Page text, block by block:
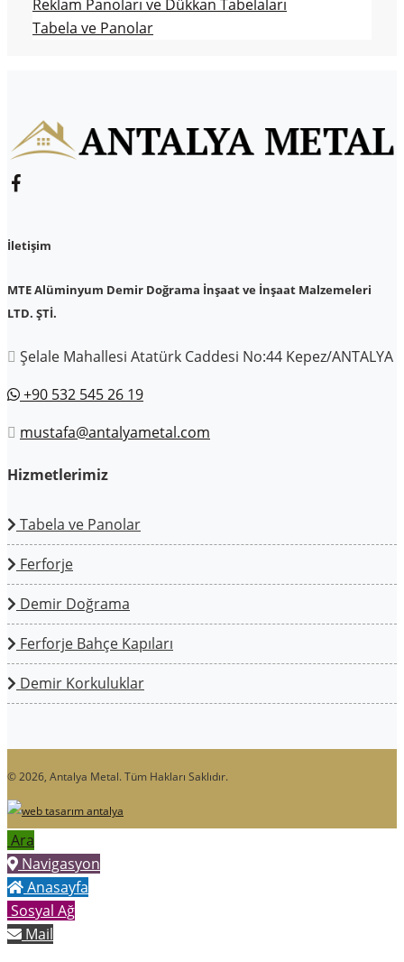
Reklam Panoları ve Dükkan Tabelaları
Tabela ve Panolar
İletişim
MTE Alüminyum Demir Doğrama İnşaat ve İnşaat Malzemeleri
LTD. ŞTİ.
Şelale Mahallesi Atatürk Caddesi No:44 Kepez/ANTALYA
+90 532 545 26 19
mustafa@antalyametal.com
Hizmetlerimiz
Tabela ve Panolar
Ferforje
Demir Doğrama
Ferforje Bahçe Kapıları
Demir Korkuluklar
© 2026, Antalya Metal. Tüm Hakları Saklıdır.
Ara
Navigasyon
Anasayfa
Sosyal Ağ
Mail